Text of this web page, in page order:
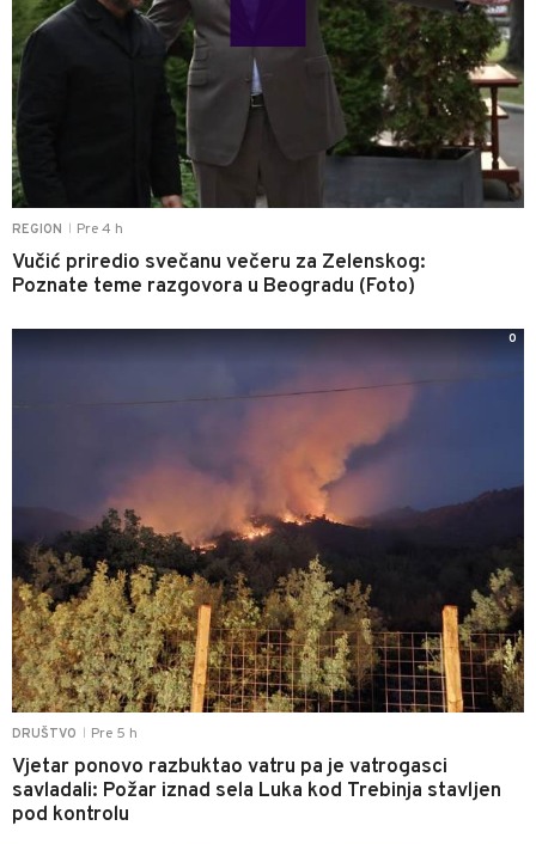
REGION Pre 4 h
Vučić priredio svečanu večeru za Zelenskog:
Poznate teme razgovora u Beogradu (Foto)
DRUŠTVO Pre 5 h
Vjetar ponovo razbuktao vatru pa je vatrogasci
savladali: Požar iznad sela Luka kod Trebinja stavljen
pod kontrolu
0